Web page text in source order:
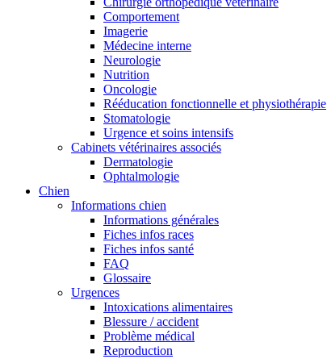
Comportement
Imagerie
Médecine interne
Neurologie
Nutrition
Oncologie
Rééducation fonctionnelle et physiothérapie
Stomatologie
Urgence et soins intensifs
Cabinets vétérinaires associés
Dermatologie
Ophtalmologie
Chien
Informations chien
Informations générales
Fiches infos races
Fiches infos santé
FAQ
Glossaire
Urgences
Intoxications alimentaires
Blessure / accident
Problème médical
Reproduction